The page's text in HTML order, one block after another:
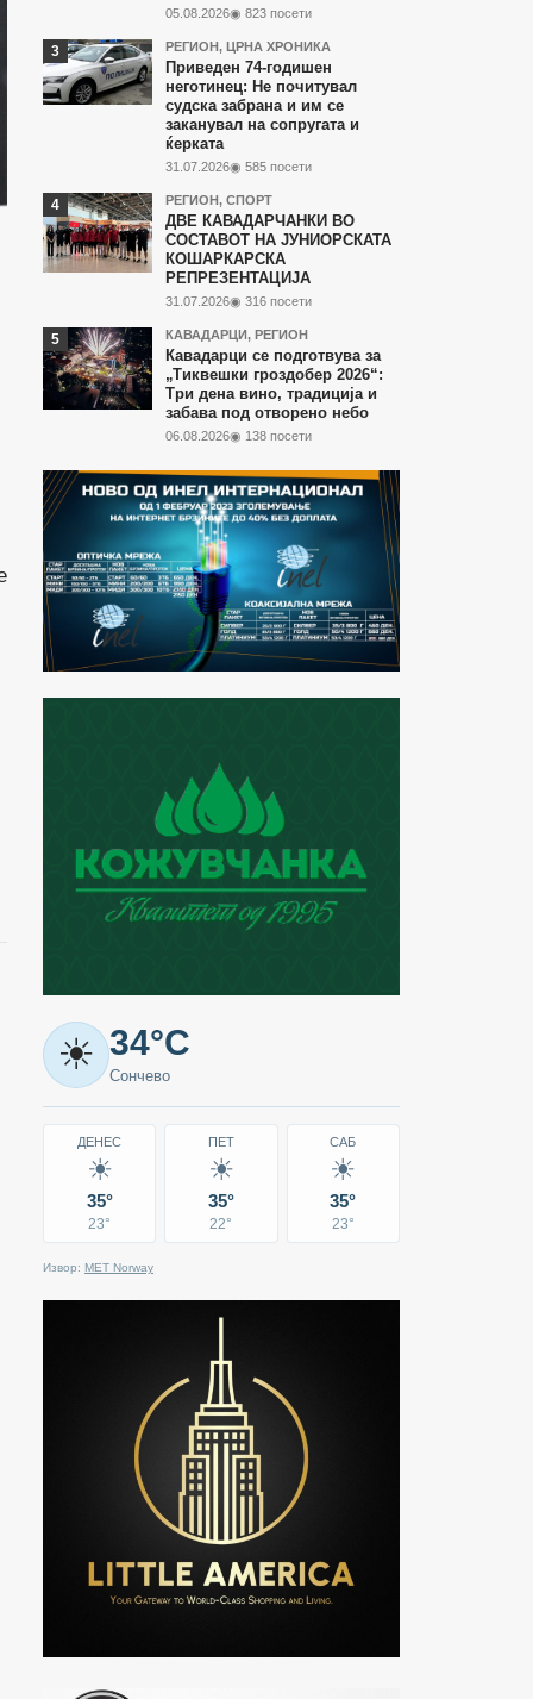
05.08.2026◉ 823 посети
РЕГИОН, ЦРНА ХРОНИКА
Приведен 74-годишен
неготинец: Не почитувал
судска забрана и им се
заканувал на сопругата и
ќерката
31.07.2026◉ 585 посети
РЕГИОН, СПОРТ
ДВЕ КАВАДАРЧАНКИ ВО
СОСТАВОТ НА ЈУНИОРСКАТА
КОШАРКАРСКА
РЕПРЕЗЕНТАЦИЈА
31.07.2026◉ 316 посети
КАВАДАРЦИ, РЕГИОН
Кавадарци се подготвува за
„Тиквешки гроздобер 2026“:
Три дена вино, традиција и
забава под отворено небо
06.08.2026◉ 138 посети
Метео
-
Кавадарци
☀ 34°C
Сончево
ДЕНЕС
☀
35°
23°
ПЕТ
☀
35°
22°
САБ
☀
35°
23°
Извор: MET Norway